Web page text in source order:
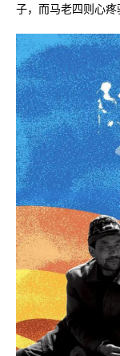
子，而马老四则心疼